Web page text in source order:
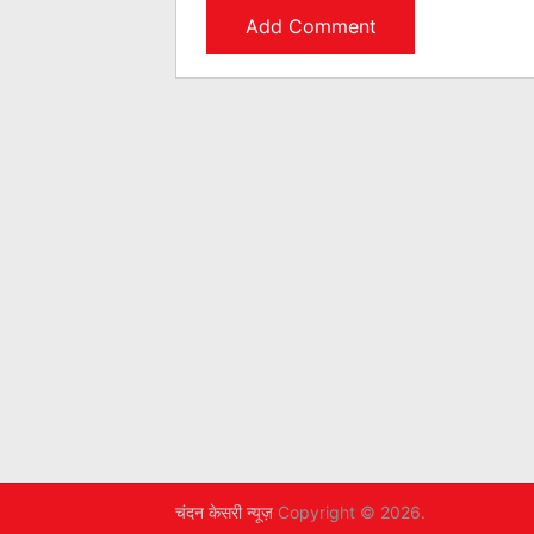
चंदन केसरी न्यूज़ Copyright © 2026.